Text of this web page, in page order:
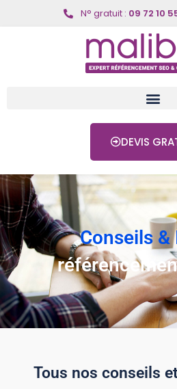
N° gratuit : 09 72 10
DEVIS
Conseils &
Tous nos conseils